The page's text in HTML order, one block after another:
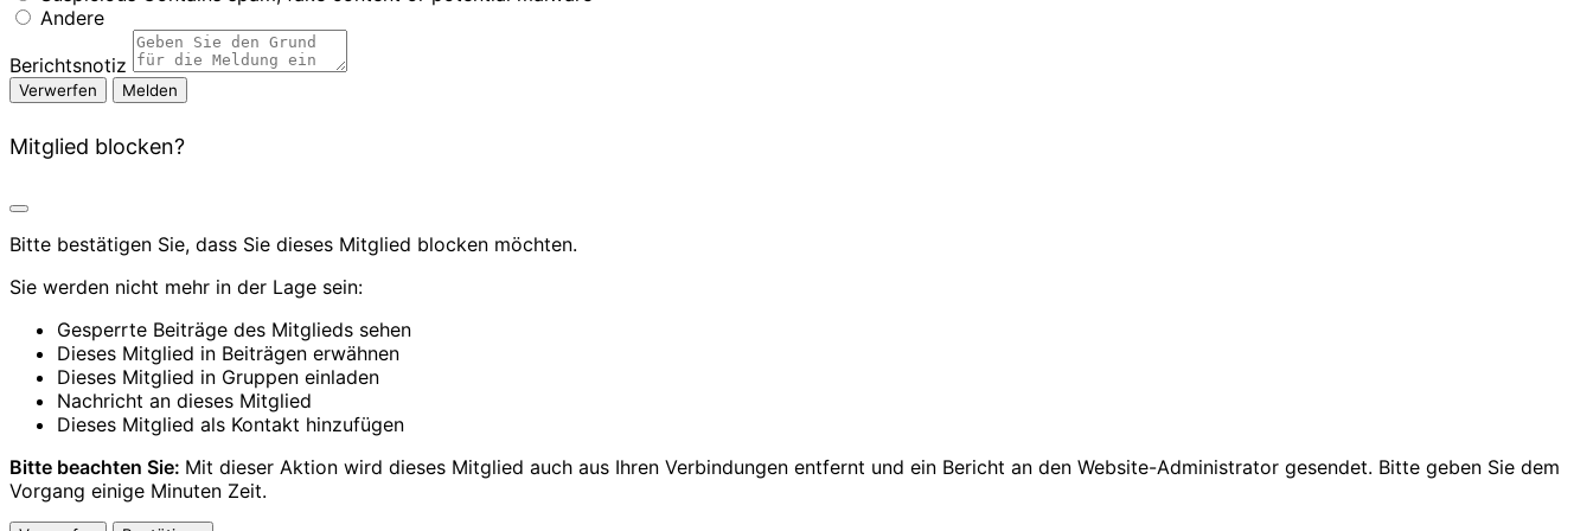
Andere
Berichtsnotiz
Melden
Mitglied blocken?
Bitte bestätigen Sie, dass Sie dieses Mitglied blocken möchten.
Sie werden nicht mehr in der Lage sein:
Gesperrte Beiträge des Mitglieds sehen
Dieses Mitglied in Beiträgen erwähnen
Dieses Mitglied in Gruppen einladen
Nachricht an dieses Mitglied
Dieses Mitglied als Kontakt hinzufügen
Bitte beachten Sie: Mit dieser Aktion wird dieses Mitglied auch aus Ihren Verbindungen entfernt und ein Bericht an den Website-Administrator gesendet. Bitte geben Sie dem
Vorgang einige Minuten Zeit.